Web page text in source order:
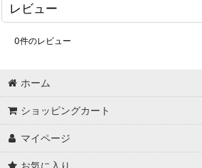
レビュー
0件のレビュー
ホーム
ショッピングカート
マイページ
お気に入り